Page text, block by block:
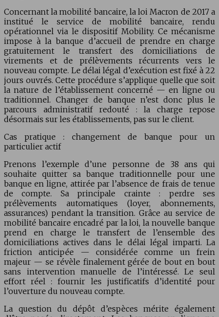
Concernant la mobilité bancaire, la loi Macron de 2017 a
institué le service de mobilité bancaire, rendu
opérationnel via le dispositif Mobility. Ce mécanisme
impose à la banque d’accueil de prendre en charge
gratuitement le transfert des domiciliations de
virements et de prélèvements récurrents vers le
nouveau compte. Le délai légal d’exécution est fixé à 22
jours ouvrés. Cette procédure s’applique quelle que soit
la nature de l’établissement concerné — en ligne ou
traditionnel. Changer de banque n’est donc plus le
parcours administratif redouté : la charge repose
désormais sur les établissements, pas sur le client.
Cas pratique : changement de banque pour un
particulier actif
Prenons l’exemple d’une personne de 38 ans qui
souhaite quitter sa banque traditionnelle pour une
banque en ligne, attirée par l’absence de frais de tenue
de compte. Sa principale crainte : perdre ses
prélèvements automatiques (loyer, abonnements,
assurances) pendant la transition. Grâce au service de
mobilité bancaire encadré par la loi, la nouvelle banque
prend en charge le transfert de l’ensemble des
domiciliations actives dans le délai légal imparti. La
friction anticipée — considérée comme un frein
majeur — se révèle finalement gérée de bout en bout
sans intervention manuelle de l’intéressé. Le seul
effort réel : fournir les justificatifs d’identité pour
l’ouverture du nouveau compte.
La question du dépôt d’espèces mérite également